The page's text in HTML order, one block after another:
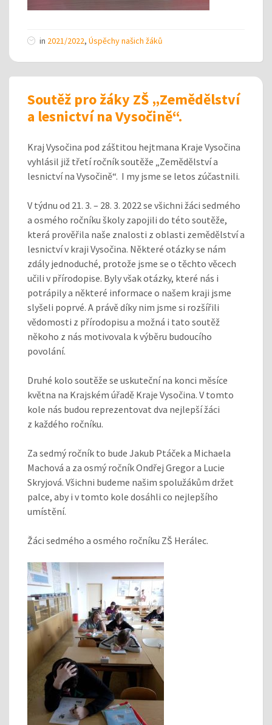
in 2021/2022, Úspěchy našich žáků
Soutěž pro žáky ZŠ „Zemědělství
a lesnictví na Vysočině“.
Kraj Vysočina pod záštitou hejtmana Kraje Vysočina
vyhlásil již třetí ročník soutěže „Zemědělství a
lesnictví na Vysočině“. I my jsme se letos zúčastnili.
V týdnu od 21. 3. – 28. 3. 2022 se všichni žáci sedmého
a osmého ročníku školy zapojili do této soutěže,
která prověřila naše znalosti z oblasti zemědělství a
lesnictví v kraji Vysočina. Některé otázky se nám
zdály jednoduché, protože jsme se o těchto věcech
učili v přírodopise. Byly však otázky, které nás i
potrápily a některé informace o našem kraji jsme
slyšeli poprvé. A právě díky nim jsme si rozšířili
vědomosti z přírodopisu a možná i tato soutěž
někoho z nás motivovala k výběru budoucího
povolání.
Druhé kolo soutěže se uskuteční na konci měsíce
května na Krajském úřadě Kraje Vysočina. V tomto
kole nás budou reprezentovat dva nejlepší žáci
z každého ročníku.
Za sedmý ročník to bude Jakub Ptáček a Michaela
Machová a za osmý ročník Ondřej Gregor a Lucie
Skryjová. Všichni budeme našim spolužákům držet
palce, aby i v tomto kole dosáhli co nejlepšího
umístění.
Žáci sedmého a osmého ročníku ZŠ Herálec.